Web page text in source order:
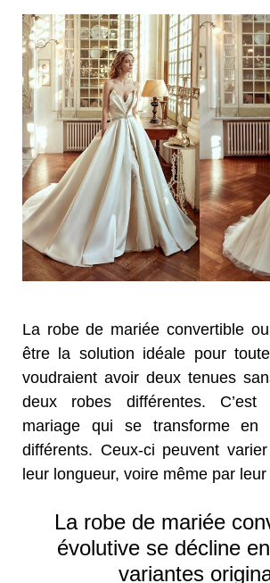
La robe de mariée convertible
être la solution idéale pour
voudraient avoir deux tenues
deux robes différentes.
mariage qui se transforme en
différents. Ceux-ci peuvent
leur longueur, voire même par leur
La robe de mariée
évolutive se décline
variantes